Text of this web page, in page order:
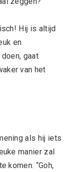
Hij is altijd
en
gaat
van het
als hij iets
manier zal
komen. “Goh,